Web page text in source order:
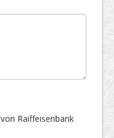
von Raiffeisenbank